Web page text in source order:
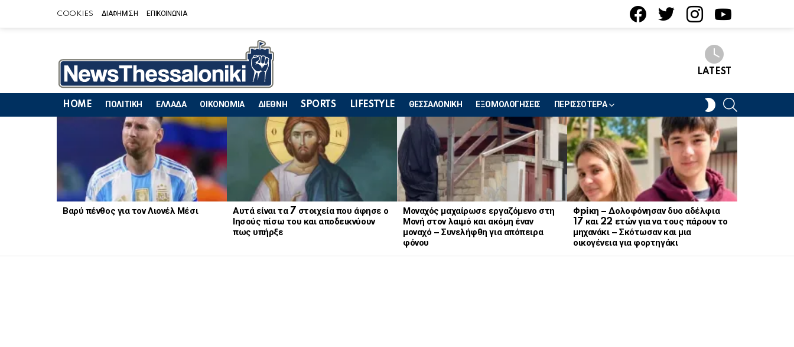
COOKIES ΔΙΑΦΗΜΙΣΗ ΕΠΙΚΟΙΝΩΝΙΑ
LATEST
HOME ΠΟΛΙΤΙΚΗ ΕΛΛΑΔΑ ΟΙΚΟΝΟΜΙΑ ΔΙΕΘΝΗ SPORTS LIFESTYLE ΘΕΣΣΑΛΟΝΙΚΗ ΕΞΟΜΟΛΟΓΗΣΕΙΣ ΠΕΡΙΣΣΟΤΕΡΑ
SWITCH
SKIN
Βαρύ πένθος για τον Λιονέλ Μέσι
Αυτά είναι τα 7 στοιχεία που άφησε ο
Ιησούς πίσω του και αποδεικνύουν
πως υπήρξε
Μοναχός μαχαίρωσε εργαζόμενο στη
Μονή στον λαιμό και ακόμη έναν
μοναχό – Συνελήφθη για απόπειρα
φόνου
Φpiκη – Δολοφόνησαν δυο αδέλφια
17 και 22 ετών για να τους πάρουν το
μηχανάκι – Σκότωσαν και μια
οικογένεια για φορτηγάκι